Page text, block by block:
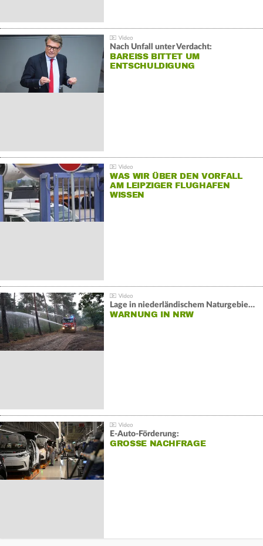
Nach Unfall unter Verdacht:
BAREISS BITTET UM E
NTSCHULDIGUNG
WAS WIR ÜBER DEN VORFALL
AM LEIPZIGER FLUGHAFEN
WISSEN
Lage in niederländischem Naturgebiet stabil
WARNUNG IN NRW
E-Auto-Förderung:
GROSSE NACHFRAGE